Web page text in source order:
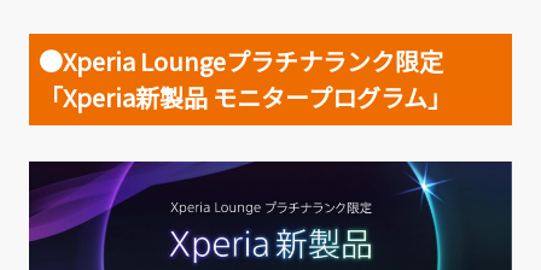
●Xperia Loungeプラチナランク限定
「Xperia新製品 モニタープログラム」